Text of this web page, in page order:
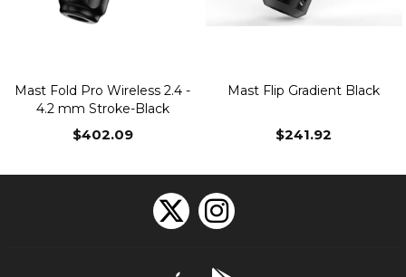
Mast Fold Pro Wireless 2.4 -
4.2 mm Stroke-Black
$402.09
Mast Flip Gradient Black
$241.92